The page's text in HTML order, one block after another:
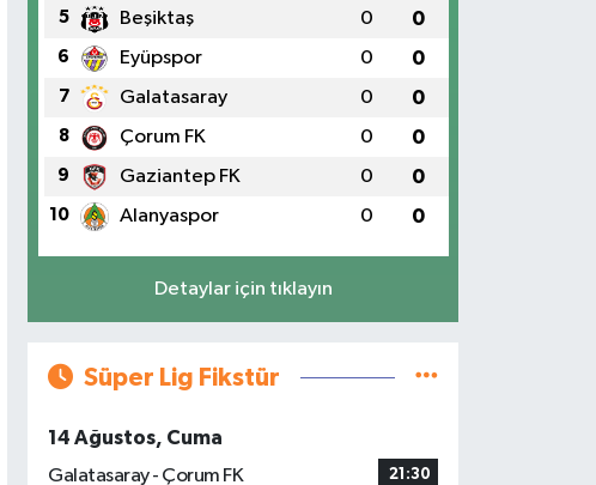
5 Beşiktaş 0 0
6 Eyüpspor 0 0
7 Galatasaray 0 0
8 Çorum FK 0 0
9 Gaziantep FK 0 0
10 Alanyaspor 0 0
Detaylar için tıklayın
Süper Lig Fikstür
14 Ağustos, Cuma
Galatasaray - Çorum FK
21:30